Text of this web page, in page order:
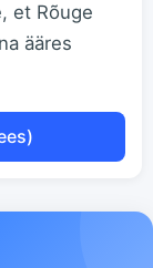
et Rõuge
ääres